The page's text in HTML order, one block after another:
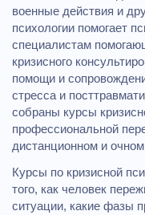
военные действия и
психологии помогает
специалистам
кризисного
помощи и
стресса и
собраны курсы
профессиональной
дистанционном и
Курсы по кризисной
того, как человек
ситуации, какие фазы